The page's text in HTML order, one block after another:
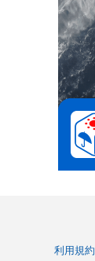
利用規約